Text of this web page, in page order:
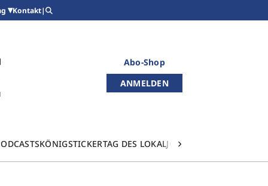
Kontakt|
Abo-Shop
ANMELDEN
KÖNIGSTICKERTAG DES LOKALJOURNALISMUS